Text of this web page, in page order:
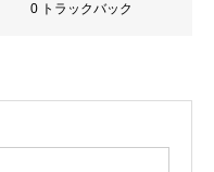
0 トラックバック